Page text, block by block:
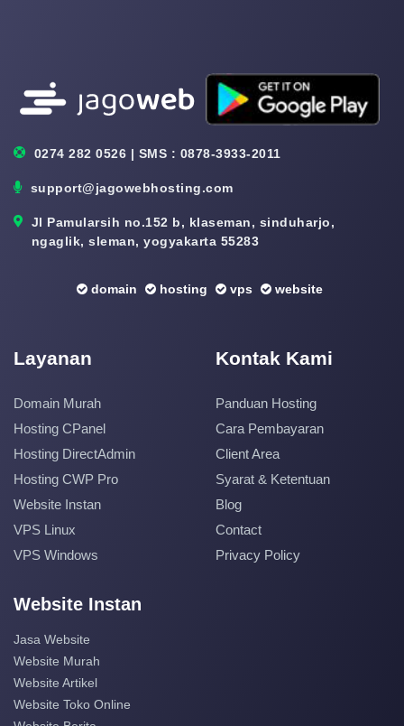
0274 282 0526 | SMS : 0878-3933-2011
support@jagowebhosting.com
Jl Pamularsih no.152 b, klaseman, sinduharjo,
ngaglik, sleman, yogyakarta 55283
domain hosting vps website
Layanan
Domain Murah
Hosting CPanel
Hosting DirectAdmin
Hosting CWP Pro
Website Instan
VPS Linux
VPS Windows
Kontak Kami
Panduan Hosting
Cara Pembayaran
Client Area
Syarat & Ketentuan
Blog
Contact
Privacy Policy
Website Instan
Jasa Website
Website Murah
Website Artikel
Website Toko Online